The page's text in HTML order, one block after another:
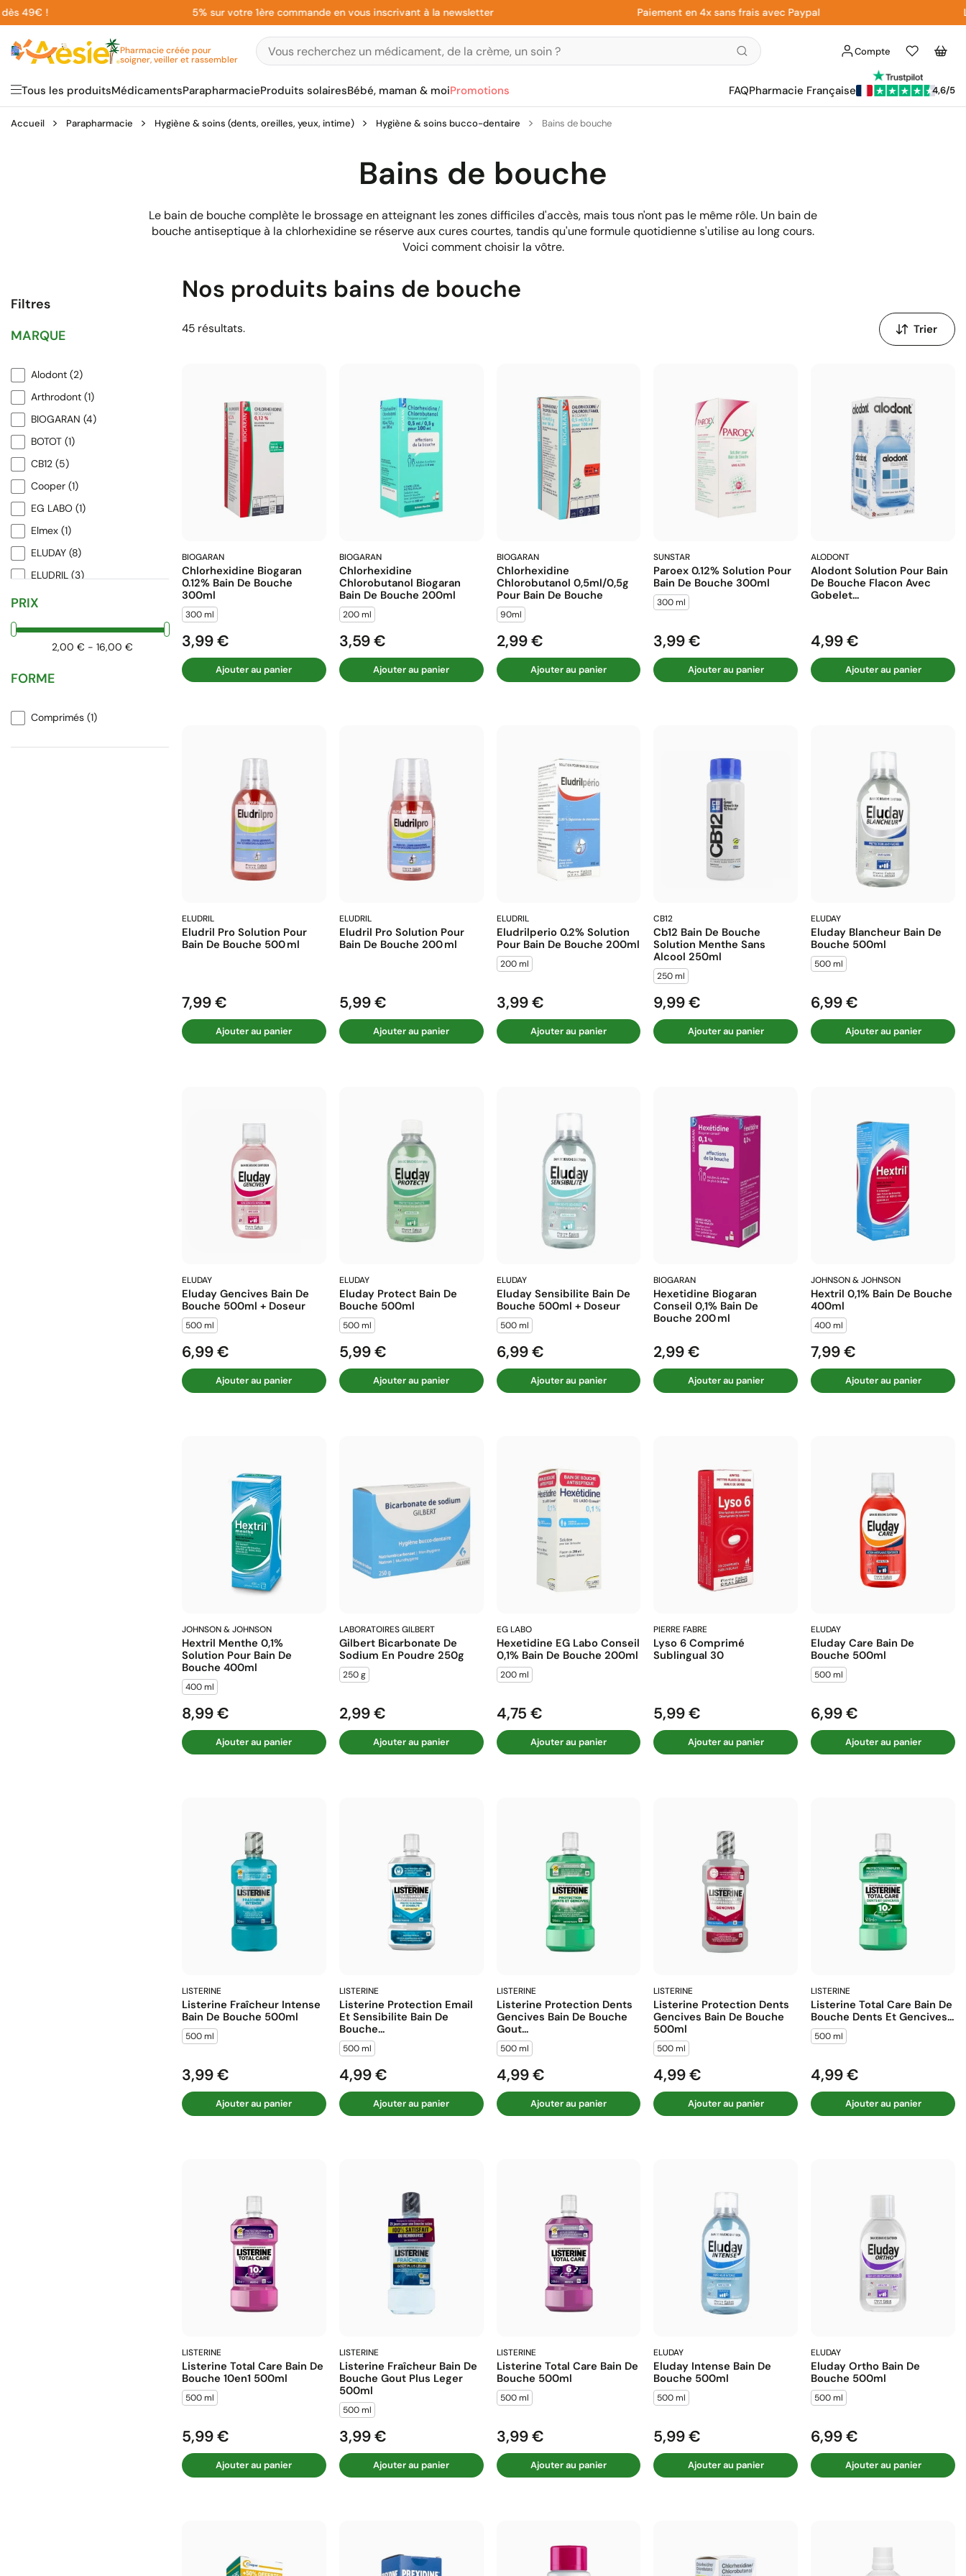
Aller
au
contenu
! 5% sur votre 1ère commande en vous inscrivant à la newsletter Paiement en 4x sans frais avec Paypal
Pharmacie créée pour
soigner, veiller et rassembler
Compte
Liste
d'envies
Panier
Tous les produitsMédicamentsParapharmacieProduits solairesBébé, maman & moiPromotions FAQPharmacie Française 4,6/5
Accueil Parapharmacie Hygiène & soins (dents, oreilles, yeux, intime) Hygiène & soins bucco-dentaire Bains de bouche
Bains de bouche
Le bain de bouche complète le brossage en atteignant les zones difficiles d'accès, mais tous n'ont pas le même rôle. Un bain de
bouche antiseptique à la chlorhexidine se réserve aux cures courtes, tandis qu'une formule quotidienne s'utilise au long cours.
Voici comment choisir la vôtre.
Filtres
MARQUE
Alodont (2)
Arthrodont (1)
BIOGARAN (4)
BOTOT (1)
CB12 (5)
Cooper (1)
EG LABO (1)
Elmex (1)
ELUDAY (8)
ELUDRIL (3)
Johnson & Johnson
Listerine(8)
Meridol
PRIX
2,00 € - 16,00 €
FORME
Comprimés (1)
Nos produits bains de bouche
45 résultats.
Trier
par
BIOGARAN
Chlorhexidine Biogaran
0.12% Bain De Bouche
300ml
300 ml
Prix
3,99 €
Ajouter au panier
BIOGARAN
Chlorhexidine
Chlorobutanol Biogaran
Bain De Bouche 200ml
200 ml
Prix
3,59 €
Ajouter au panier
BIOGARAN
Chlorhexidine
Chlorobutanol 0,5ml/0,5g
Pour Bain De Bouche
90ml
Prix
2,99 €
Ajouter au panier
SUNSTAR
Paroex 0.12% Solution Pour
Bain De Bouche 300ml
300 ml
Prix
3,99 €
Ajouter au panier
ALODONT
Alodont Solution Pour Bain
De Bouche Flacon Avec
Gobelet...
Prix
4,99 €
Ajouter au panier
ELUDRIL
Eludril Pro Solution Pour
Bain De Bouche 500 Ml
Prix
7,99 €
Ajouter au panier
ELUDRIL
Eludril Pro Solution Pour
Bain De Bouche 200 Ml
Prix
5,99 €
Ajouter au panier
ELUDRIL
Eludrilperio 0.2% Solution
Pour Bain De Bouche 200ml
200 ml
Prix
3,99 €
Ajouter au panier
CB12
Cb12 Bain De Bouche
Solution Menthe Sans
Alcool 250ml
250 ml
Prix
9,99 €
Ajouter au panier
ELUDAY
Eluday Blancheur Bain De
Bouche 500ml
500 ml
Prix
6,99 €
Ajouter au panier
ELUDAY
Eluday Gencives Bain De
Bouche 500ml + Doseur
500 ml
Prix
6,99 €
Ajouter au panier
ELUDAY
Eluday Protect Bain De
Bouche 500ml
500 ml
Prix
5,99 €
Ajouter au panier
ELUDAY
Eluday Sensibilite Bain De
Bouche 500ml + Doseur
500 ml
Prix
6,99 €
Ajouter au panier
BIOGARAN
Hexetidine Biogaran
Conseil 0,1% Bain De
Bouche 200 Ml
Prix
2,99 €
Ajouter au panier
JOHNSON & JOHNSON
Hextril 0,1% Bain De Bouche
400ml
400 ml
Prix
7,99 €
Ajouter au panier
JOHNSON & JOHNSON
Hextril Menthe 0,1%
Solution Pour Bain De
Bouche 400ml
400 ml
Prix
8,99 €
Ajouter au panier
LABORATOIRES GILBERT
Gilbert Bicarbonate De
Sodium En Poudre 250g
250 g
Prix
2,99 €
Ajouter au panier
EG LABO
Hexetidine EG Labo Conseil
0,1% Bain De Bouche 200ml
200 ml
Prix
4,75 €
Ajouter au panier
PIERRE FABRE
Lyso 6 Comprimé
Sublingual 30
Prix
5,99 €
Ajouter au panier
ELUDAY
Eluday Care Bain De
Bouche 500ml
500 ml
Prix
6,99 €
Ajouter au panier
LISTERINE
Listerine Fraîcheur Intense
Bain De Bouche 500ml
500 ml
Prix
3,99 €
Ajouter au panier
LISTERINE
Listerine Protection Email
Et Sensibilite Bain De
Bouche...
500 ml
Prix
4,99 €
Ajouter au panier
LISTERINE
Listerine Protection Dents
Gencives Bain De Bouche
Gout...
500 ml
Prix
4,99 €
Ajouter au panier
LISTERINE
Listerine Protection Dents
Gencives Bain De Bouche
500ml
500 ml
Prix
4,99 €
Ajouter au panier
LISTERINE
Listerine Total Care Bain De
Bouche Dents Et Gencives...
500 ml
Prix
4,99 €
Ajouter au panier
LISTERINE
Listerine Total Care Bain De
Bouche 10en1 500ml
500 ml
Prix
5,99 €
Ajouter au panier
LISTERINE
Listerine Fraîcheur Bain De
Bouche Gout Plus Leger
500ml
500 ml
Prix
3,99 €
Ajouter au panier
LISTERINE
Listerine Total Care Bain De
Bouche 500ml
500 ml
Prix
3,99 €
Ajouter au panier
ELUDAY
Eluday Intense Bain De
Bouche 500ml
500 ml
Prix
5,99 €
Ajouter au panier
ELUDAY
Eluday Ortho Bain De
Bouche 500ml
500 ml
Prix
6,99 €
Ajouter au panier